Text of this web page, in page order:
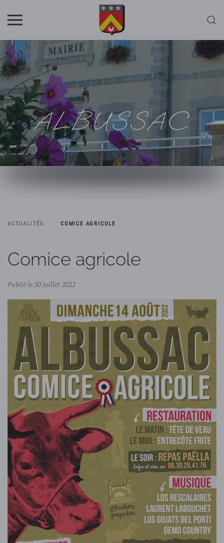
Skip to main content
ALBUSSAC
ACTUALITÉS COMICE AGRICOLE
Comice agricole
Publié le 30 juillet 2022